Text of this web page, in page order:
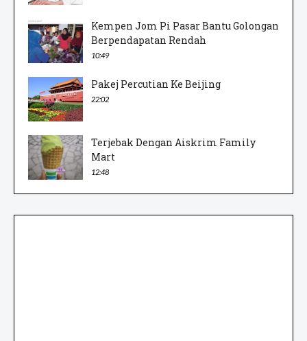
Kempen Jom Pi Pasar Bantu Golongan
Berpendapatan Rendah
10:49
Pakej Percutian Ke Beijing
22:02
Terjebak Dengan Aiskrim Family
Mart
12:48